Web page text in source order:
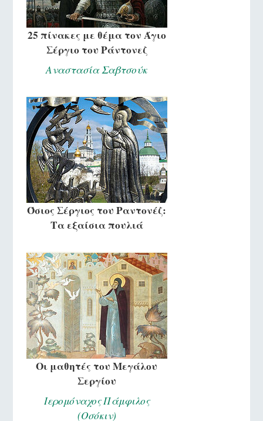
25 πίνακες με θέμα τον Άγιο
Σέργιο του Ράντονεζ
Αναστασία Σαβτσούκ
Όσιος Σέργιος του Ραντονέζ:
Τα εξαίσια πουλιά
Οι μαθητές του Μεγάλου
Σεργίου
Ιερομόναχος Πάμφιλος
(Οσόκιν)